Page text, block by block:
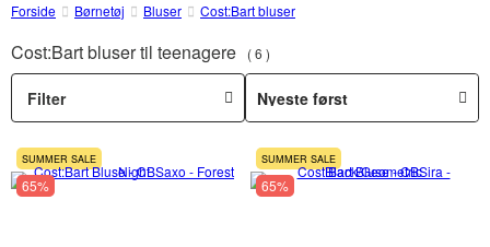
Forside Børnetøj Bluser Cost:Bart bluser
Cost:Bart bluser til teenagere 6
Filter
SUMMER SALE
65%
SUMMER SALE
65%